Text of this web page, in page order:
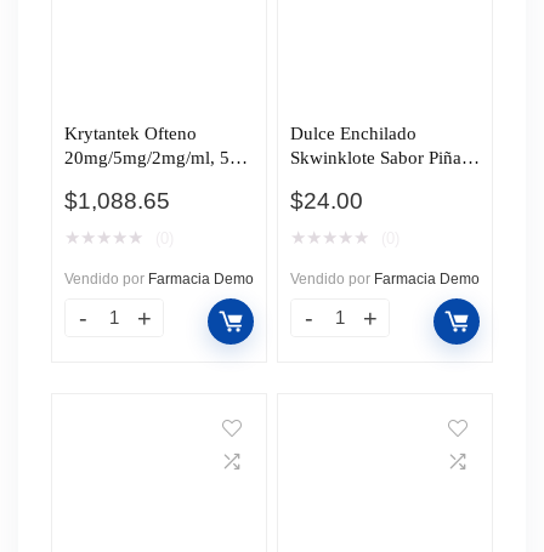
Krytantek Ofteno
20mg/5mg/2mg/ml, 5ml
$1,088.65
★ ★ ★ ★ ★
Vendido por Farmacia Demo
Dulce Enchilado
Skwinklote Sabor Piña,
$24.00
★ ★ ★ ★ ★
Vendido por Farmacia Demo